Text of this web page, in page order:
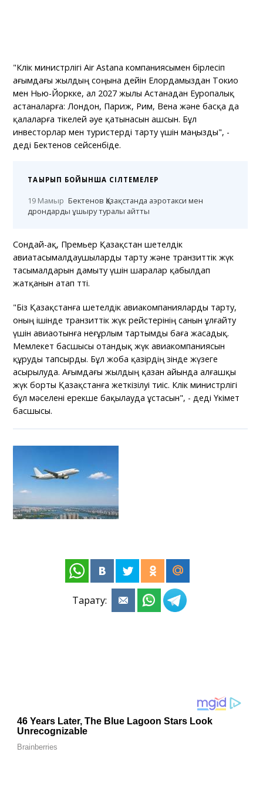
"Көлік министрлігі Air Astana компаниясымен бірлесіп
ағымдағы жылдың соңына дейін Елордамыздан Токио
мен Нью-Йоркке, ал 2027 жылы Астанадан Еуропалық
астаналарға: Лондон, Париж, Рим, Вена және басқа да
қалаларға тікелей әуе қатынасын ашсын. Бұл
инвесторлар мен туристерді тарту үшін маңызды", -
деді Бектенов сейсенбіде.
ТАҚЫРЫП БОЙЫНША СІЛТЕМЕЛЕР
19 Мамыр Бектенов Қазақстанда аэротакси мен
дрондарды ұшыру туралы айтты
Сондай-ақ, Премьер Қазақстан шетелдік
авиатасымалдаушыларды тарту және транзиттік жүк
тасымалдарын дамыту үшін шаралар қабылдап
жатқанын атап өтті.
"Біз Қазақстанға шетелдік авиакомпанияларды тарту,
оның ішінде транзиттік жүк рейстерінің санын ұлғайту
үшін авиаотынға неғұрлым тартымды баға жасадық.
Мемлекет басшысы отандық жүк авиакомпаниясын
құруды тапсырды. Бұл жоба қазірдің өзінде жүзеге
асырылуда. Ағымдағы жылдың қазан айында алғашқы
жүк борты Қазақстанға жеткізілуі тиіс. Көлік министрлігі
бұл мәселені ерекше бақылауда ұстасын", - деді Үкімет
басшысы.
Тарату: